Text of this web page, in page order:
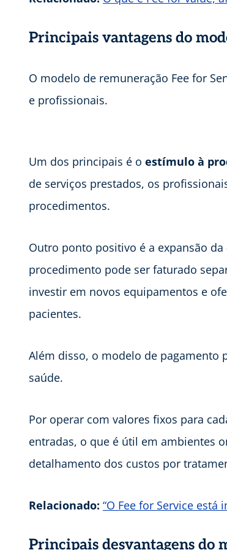
Principais vantagens do
O modelo de remuneração Fee for
e profissionais.
Um dos principais é o estímulo à
de serviços prestados, os
procedimentos.
Outro ponto positivo é a expansão
procedimento pode ser faturado
investir em novos equipamentos e
pacientes.
Além disso, o modelo de pagamento
saúde.
Por operar com valores fixos para
entradas, o que é útil em ambientes
detalhamento dos custos por
Relacionado: “O Fee for Service
Principais desvantagens do